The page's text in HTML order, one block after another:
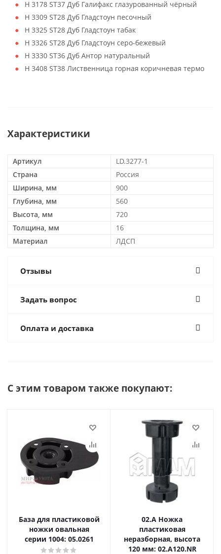
H 3178 ST37 Дуб Галифакс глазурованный чёрный
H 3309 ST28 Дуб Гладстоун песочный
H 3325 ST28 Дуб Гладстоун табак
H 3326 ST28 Дуб Гладстоун серо-бежевый
H 3330 ST36 Дуб Антор натуральный
H 3408 ST38 Лиственница горная коричневая термо
Характеристики
Артикул
LD.3277-1
Страна
Россия
Ширина, мм
900
Глубина, мм
560
Высота, мм
720
Толщина, мм
16
Материал
ЛДСП
Отзывы
Задать вопрос
Оплата и доставка
С этим товаром также покупают:
База для пластиковой
ножки овальная
серии 1004: 05.0261
02.А Ножка
пластиковая
неразборная, высота
120 мм: 02.A120.NR